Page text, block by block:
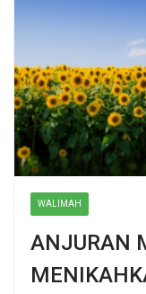
WALIMAH
ANJURAN